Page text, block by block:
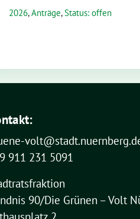
2026,Anträge,Status: offen
911 231 5091
90/Die Grünen – Volt